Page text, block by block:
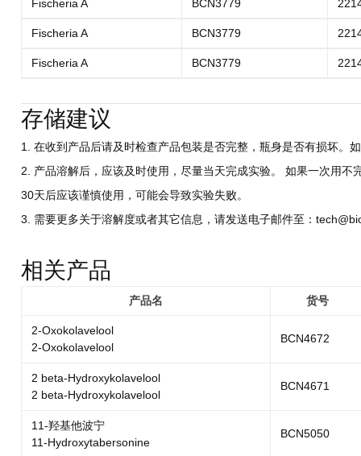
Fischeria A BCN3779
Fischeria A BCN3779
Fischeria A BCN3779
存储建议
1. 在收到产品后请及时检查产品包装是否完整，瓶身是否有损坏。
2. 产品溶解后，应该及时使用，尽量当天完成实验。 如果一次用
30天后应该谨慎使用，可能会导致实验失败。
3. 需要更多关于溶解度或者其它信息，请发送电子邮件至：
相关产品
产品名 货号
2-Oxokolavelool
2-Oxokolavelool
BCN4672
2 beta-Hydroxykolavelool
2 beta-Hydroxykolavelool
BCN4671
11-羟基他波宁
11-Hydroxytabersonine
BCN5050